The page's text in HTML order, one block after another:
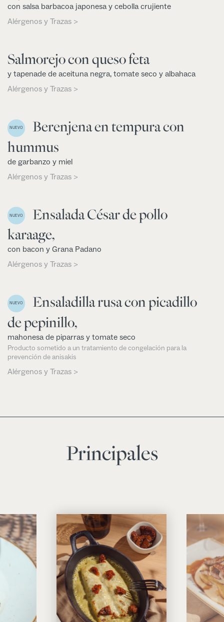
con salsa barbacoa japonesa y cebolla crujiente
Alérgenos y Trazas >
Salmorejo con queso feta
y tapenade de aceituna negra, tomate seco y albahaca
Alérgenos y Trazas >
NUEVO
Berenjena en tempura con
hummus
de garbanzo y miel
Alérgenos y Trazas >
NUEVO
Ensalada César de pollo
karaage,
con bacon y Grana Padano
Alérgenos y Trazas >
NUEVO
Ensaladilla rusa con picadillo
de pepinillo,
mahonesa de piparras y tomate seco
Producto sometido a un tratamiento de congelación para la
prevención de anisakis
Alérgenos y Trazas >
Principales